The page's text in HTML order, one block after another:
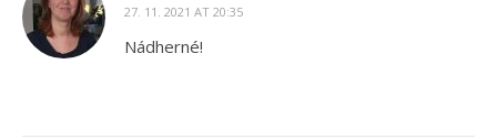
27. 11. 2021 AT 20:35
Nádherné!